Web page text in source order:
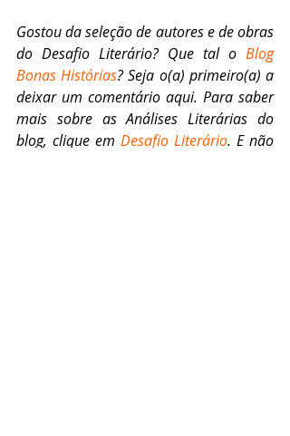
Gostou da seleção de autores e de obras
do Desafio Literário? Que tal o Blog
Bonas Histórias? Seja o(a) primeiro(a) a
deixar um comentário aqui. Para saber
mais sobre as Análises Literárias do
blog, clique em Desafio Literário. E não